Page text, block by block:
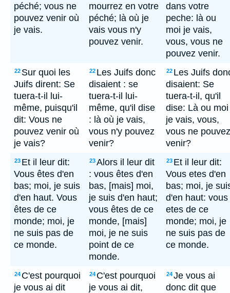
péché; vous ne
pouvez venir où
je vais.
mourrez en votre
péché; là où je
vais vous n'y
pouvez venir.
dans votre
peche: là ou
moi je vais,
vous, vous ne
pouvez venir.
22 Sur quoi les
Juifs dirent: Se
tuera-t-il lui-
même, puisqu'il
dit: Vous ne
pouvez venir où
je vais?
22 Les Juifs donc
disaient : se
tuera-t-il lui-
même, qu'il dise
: là où je vais,
vous n'y pouvez
venir?
22 Les Juifs
disaient: Se
tuera-t-il, qu'il
dise: Là ou moi
je vais, vous,
vous ne pouvez
venir?
23 Et il leur dit:
Vous êtes d'en
bas; moi, je suis
d'en haut. Vous
êtes de ce
monde; moi, je
ne suis pas de
ce monde.
23Alors il leur dit
: vous êtes d'en
bas, [mais] moi,
je suis d'en haut;
vous êtes de ce
monde, [mais]
moi, je ne suis
point de ce
monde.
23 Et il leur dit:
Vous etes d'en
bas; moi, je
d'en haut: vous
etes de ce
monde; moi, je
ne suis pas de
ce monde.
24 C'est pourquoi
je vous ai dit
24 C'est pourquoi
je vous ai dit,
24Je vous ai
donc dit que